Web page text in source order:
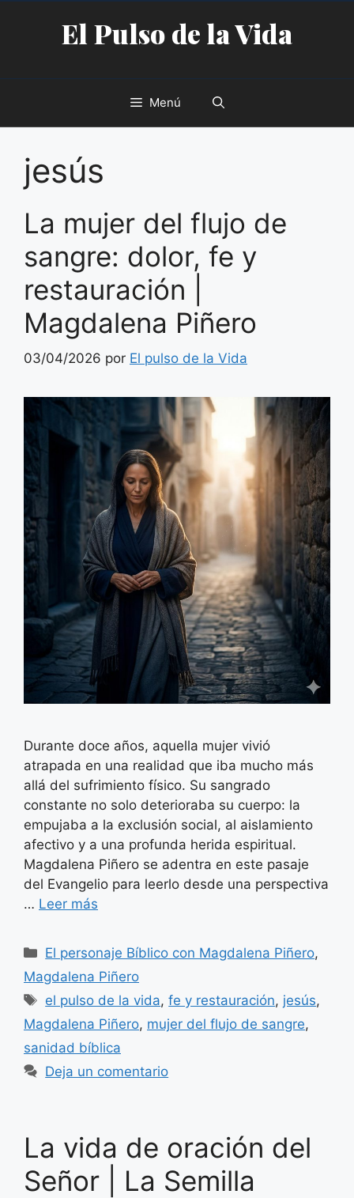
contenidoEl Pulso de la Vida
Menú
jesús
La mujer del flujo de
sangre: dolor, fe y
restauración |
Magdalena Piñero
03/04/2026 por El pulso de la Vida
Durante doce años, aquella mujer vivió
atrapada en una realidad que iba mucho más
allá del sufrimiento físico. Su sangrado
constante no solo deterioraba su cuerpo: la
empujaba a la exclusión social, al aislamiento
afectivo y a una profunda herida espiritual.
Magdalena Piñero se adentra en este pasaje
del Evangelio para leerlo desde una perspectiva
… Leer más
Categorías
El personaje Bíblico con Magdalena Piñero,
Magdalena Piñero
Etiquetas
el pulso de la vida,fe y restauración, jesús,
Magdalena Piñero, mujer del flujo de sangre,
sanidad bíblica
Deja un comentario
La vida de oración del
Señor | La Semilla